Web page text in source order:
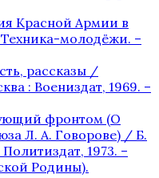
Красной Армии в
молодёжи. –
рассказы /
: Воениздат, 1969. –
фронтом (О
Л. А. Говорове) / Б.
1973. –
Родины).